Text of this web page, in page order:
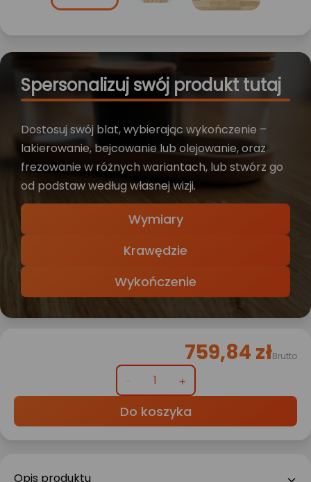
Spersonalizuj swój produkt tutaj
Dostosuj swój blat, wybierając wykończenie –
lakierowanie, bejcowanie lub olejowanie, oraz
frezowanie w różnych wariantach, lub stwórz go
od podstaw według własnej wizji.
Wymiary
Krawędzie
Wykończenie
759,84 złBrutto
Do koszyka
Opis produktu